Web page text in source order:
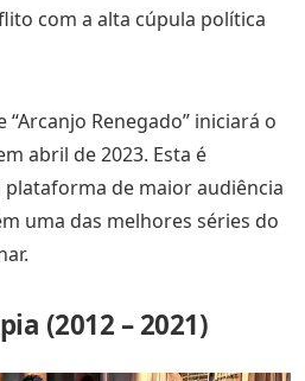
com a alta cúpula política
Renegado” iniciará o
abril de 2023. Esta é
de maior audiência
uma das melhores séries do
(2012 – 2021)